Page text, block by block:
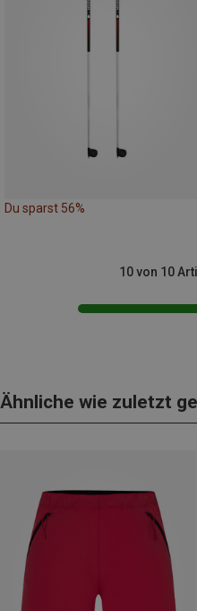
Du sparst 56%
10 von 10
Ähnliche wie zuletzt